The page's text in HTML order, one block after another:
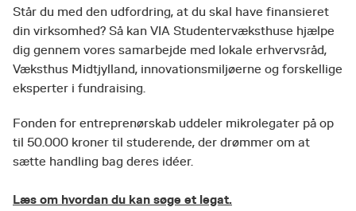
Står du med den udfordring, at du skal have finansieret
din virksomhed? Så kan VIA Studentervæksthuse hjælpe
dig gennem vores samarbejde med lokale erhvervsråd,
Væksthus Midtjylland, innovationsmiljøerne og forskellige
eksperter i fundraising.
Fonden for entreprenørskab uddeler mikrolegater på op
til 50.000 kroner til studerende, der drømmer om at
sætte handling bag deres idéer.
Læs om hvordan du kan søge et legat.